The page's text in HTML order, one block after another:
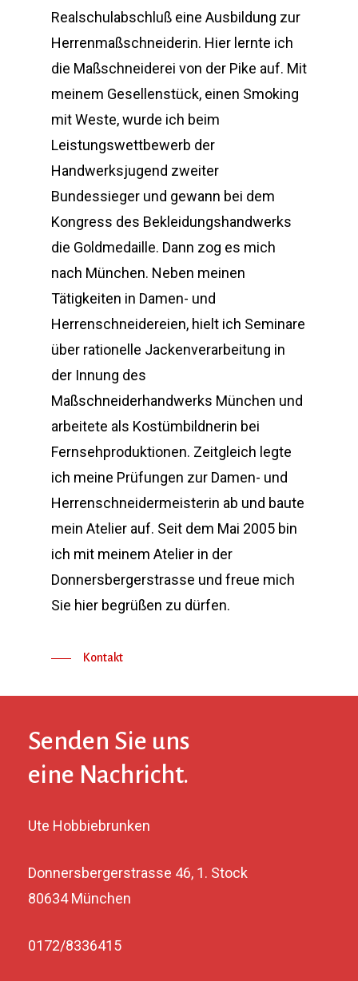
Realschulabschluß eine Ausbildung zur
Herrenmaßschneiderin. Hier lernte ich
die Maßschneiderei von der Pike auf. Mit
meinem Gesellenstück, einen Smoking
mit Weste, wurde ich beim
Leistungswettbewerb der
Handwerksjugend zweiter
Bundessieger und gewann bei dem
Kongress des Bekleidungshandwerks
die Goldmedaille. Dann zog es mich
nach München. Neben meinen
Tätigkeiten in Damen- und
Herrenschneidereien, hielt ich Seminare
über rationelle Jackenverarbeitung in
der Innung des
Maßschneiderhandwerks München und
arbeitete als Kostümbildnerin bei
Fernsehproduktionen. Zeitgleich legte
ich meine Prüfungen zur Damen- und
Herrenschneidermeisterin ab und baute
mein Atelier auf. Seit dem Mai 2005 bin
ich mit meinem Atelier in der
Donnersbergerstrasse und freue mich
Sie hier begrüßen zu dürfen.
Kontakt
Senden Sie uns
eine Nachricht.
Ute Hobbiebrunken
Donnersbergerstrasse 46, 1. Stock
80634 München
0172/8336415